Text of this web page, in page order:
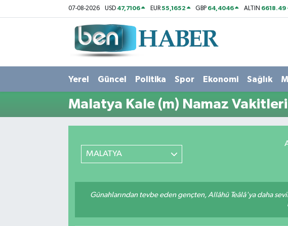
07-08-2026 USD 47,7106 EUR55,1652 GBP 64,4046 ALTIN 6618.49
Yerel Güncel Politika Spor Ekonomi Sağlık
Malatya Kale (m) Namaz Vakitleri
MALATYA
Günahlarından tevbe eden gençten, Allâhü Teâlâ'ya daha
Politika
Spor
Kültür Sanat
Hava Durumu
Süper Lig Puan Durumu ve Fikstür
Tüm Manşetler